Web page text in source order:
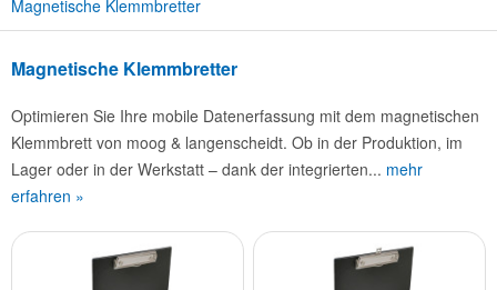
Magnetische Klemmbretter
Magnetische Klemmbretter
Optimieren Sie Ihre mobile Datenerfassung mit dem magnetischen
Klemmbrett von moog & langenscheidt. Ob in der Produktion, im
Lager oder in der Werkstatt – dank der integrierten... mehr
erfahren »